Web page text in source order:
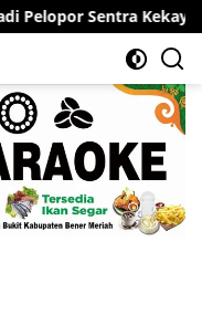
Kekayaan Intelektual di